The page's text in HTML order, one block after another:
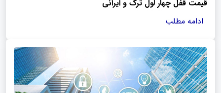
قیمت قفل چهار لول ترک و ایرانی
ادامه مطلب